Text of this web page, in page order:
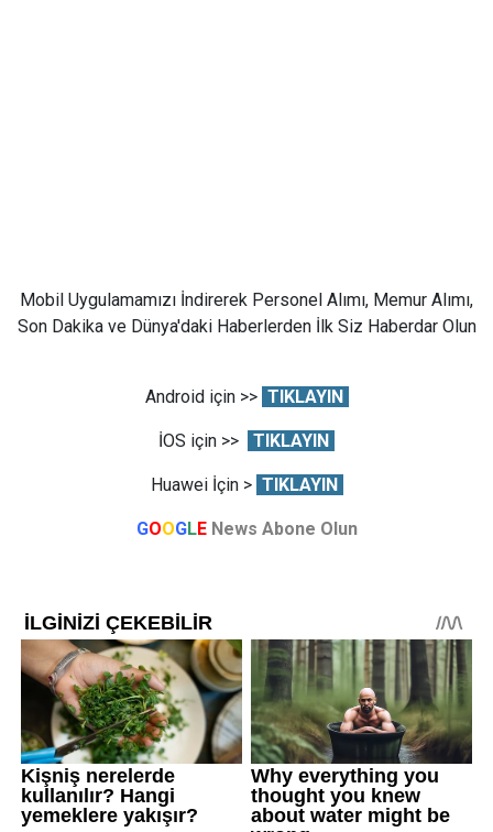
Mobil Uygulamamızı İndirerek Personel Alımı, Memur Alımı,
Son Dakika ve Dünya'daki Haberlerden İlk Siz Haberdar Olun
Android için >> TIKLAYIN
İOS için >> TIKLAYIN
Huawei İçin > TIKLAYIN
GOOGLE News Abone Olun